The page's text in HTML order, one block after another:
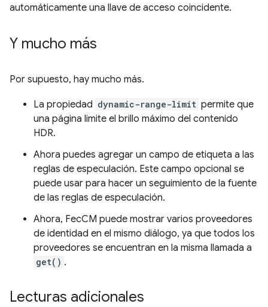
automáticamente una llave de acceso coincidente.
Y mucho más
Por supuesto, hay mucho más.
La propiedad dynamic-range-limit permite que
una página limite el brillo máximo del contenido
HDR.
Ahora puedes agregar un campo de etiqueta a las
reglas de especulación. Este campo opcional se
puede usar para hacer un seguimiento de la fuente
de las reglas de especulación.
Ahora, FecCM puede mostrar varios proveedores
de identidad en el mismo diálogo, ya que todos los
proveedores se encuentran en la misma llamada a
get() .
Lecturas adicionales